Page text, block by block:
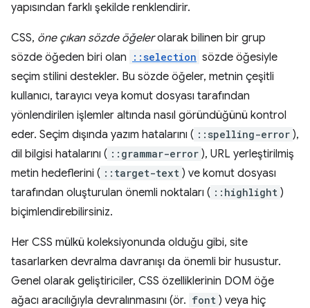
yapısından farklı şekilde renklendirir.
CSS, öne çıkan sözde öğelerolarak bilinen bir grup
sözde öğeden biri olan
::selection sözde öğesiyle
seçim stilini destekler. Bu sözde öğeler, metnin çeşitli
kullanıcı, tarayıcı veya komut dosyası tarafından
yönlendirilen işlemler altında nasıl göründüğünü kontrol
eder. Seçim dışında yazım hatalarını ( ::spelling-error ),
dil bilgisi hatalarını ( ::grammar-error ), URL yerleştirilmiş
metin hedeflerini ( ::target-text ) ve komut dosyası
tarafından oluşturulan önemli noktaları ( ::highlight )
biçimlendirebilirsiniz.
Her CSS mülkü koleksiyonunda olduğu gibi, site
tasarlarken devralma davranışı da önemli bir husustur.
Genel olarak geliştiriciler, CSS özelliklerinin DOM öğe
ağacı aracılığıyla devralınmasını (ör. font ) veya hiç